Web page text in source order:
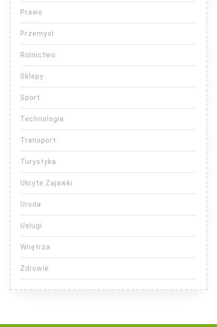
Prawo
Przemysł
Rolnictwo
Sklepy
Sport
Technologia
Transport
Turystyka
Ukryte Zajawki
Uroda
Usługi
Wnętrza
Zdrowie